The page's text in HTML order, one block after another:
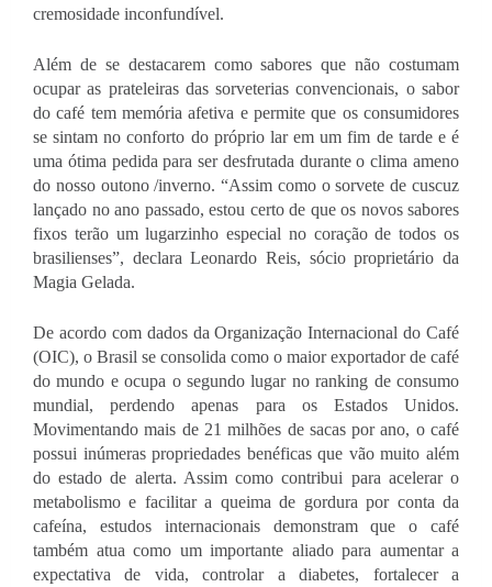
cremosidade inconfundível.
Além de se destacarem como sabores que não costumam
ocupar as prateleiras das sorveterias convencionais, o sabor
do café tem memória afetiva e permite que os consumidores
se sintam no conforto do próprio lar em um fim de tarde e é
uma ótima pedida para ser desfrutada durante o clima ameno
do nosso outono /inverno. “Assim como o sorvete de cuscuz
lançado no ano passado, estou certo de que os novos sabores
fixos terão um lugarzinho especial no coração de todos os
brasilienses”, declara Leonardo Reis, sócio proprietário da
Magia Gelada.
De acordo com dados da Organização Internacional do Café
(OIC), o Brasil se consolida como o maior exportador de café
do mundo e ocupa o segundo lugar no ranking de consumo
mundial, perdendo apenas para os Estados Unidos.
Movimentando mais de 21 milhões de sacas por ano, o café
possui inúmeras propriedades benéficas que vão muito além
do estado de alerta. Assim como contribui para acelerar o
metabolismo e facilitar a queima de gordura por conta da
cafeína, estudos internacionais demonstram que o café
também atua como um importante aliado para aumentar a
expectativa de vida, controlar a diabetes, fortalecer a